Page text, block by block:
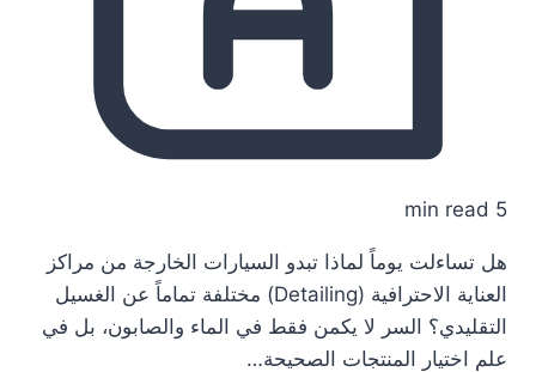
5 min read
هل تساءلت يوماً لماذا تبدو السيارات الخارجة من مراكز
العناية الاحترافية (Detailing) مختلفة تماماً عن الغسيل
التقليدي؟ السر لا يكمن فقط في الماء والصابون، بل في
علم اختيار المنتجات الصحيحة…